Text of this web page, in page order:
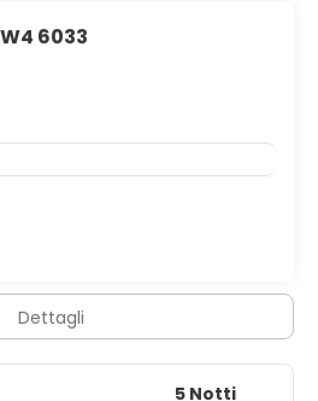
6033
Dettagli
5 Notti